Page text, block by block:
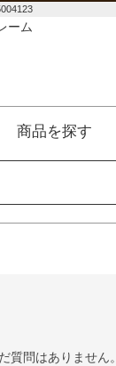
ーム
商品を探す
質問はありません。